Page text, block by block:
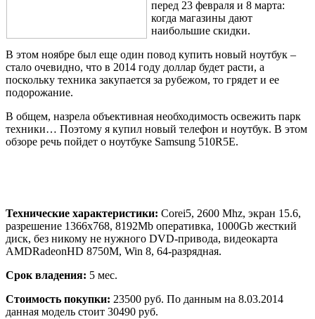
перед 23 февраля и 8 марта:
когда магазины дают
наибольшие скидки.
В этом ноябре был еще один повод купить новый ноутбук –
стало очевидно, что в 2014 году доллар будет расти, а
поскольку техника закупается за рубежом, то грядет и ее
подорожание.
В общем, назрела объективная необходимость освежить парк
техники… Поэтому я купил новый телефон и ноутбук. В этом
обзоре речь пойдет о ноутбуке Samsung 510R5E.
Технические характеристики: Corei5, 2600 Mhz, экран 15.6,
разрешение 1366x768, 8192Mb оперативка, 1000Gb жесткий
диск, без никому не нужного DVD-привода, видеокарта
AMDRadeonHD 8750M, Win 8, 64-разрядная.
Срок владения: 5 мес.
Стоимость покупки: 23500 руб. По данным на 8.03.2014
данная модель стоит 30490 руб.